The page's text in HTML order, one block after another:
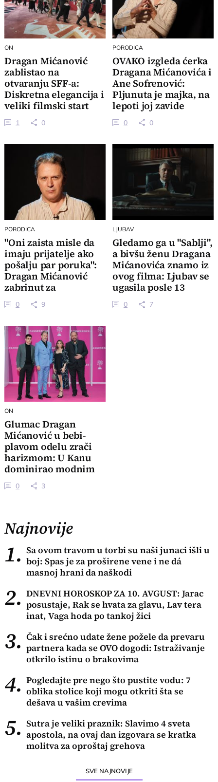
ON
Dragan Mićanović
zablistao na
otvaranju SFF-a:
Diskretna elegancija i
veliki filmski start
Sarajeva
1 0
PORODICA
OVAKO izgleda ćerka
Dragana Mićanovića i
Ane Sofrenović:
Pljunuta je majka, na
lepoti joj zavide
0 0
PORODICA
"Oni zaista misle da
imaju prijatelje ako
pošalju par poruka":
Dragan Mićanović
zabrinut za
odrastanje dece
0 9
LJUBAV
Gledamo ga u "Sablji",
a bivšu ženu Dragana
Mićanovića znamo iz
ovog filma: Ljubav se
ugasila posle 13
godina
0 7
ON
Glumac Dragan
Mićanović u bebi-
plavom odelu zrači
harizmom: U Kanu
dominirao modnim
izborom
0 3
Najnovije
1. Sa ovom travom u torbi su naši junaci išli u
boj: Spas je za proširene vene i ne dá
masnoj hrani da naškodi
2. DNEVNI HOROSKOP ZA 10. AVGUST: Jarac
posustaje, Rak se hvata za glavu, Lav tera
inat, Vaga hoda po tankoj žici
3. Čak i srećno udate žene požele da prevaru
partnera kada se OVO dogodi: Istraživanje
otkrilo istinu o brakovima
4. Pogledajte pre nego što pustite vodu: 7
oblika stolice koji mogu otkriti šta se
dešava u vašim crevima
5. Sutra je veliki praznik: Slavimo 4 sveta
apostola, na ovaj dan izgovara se kratka
molitva za oproštaj grehova
SVE NAJNOVIJE